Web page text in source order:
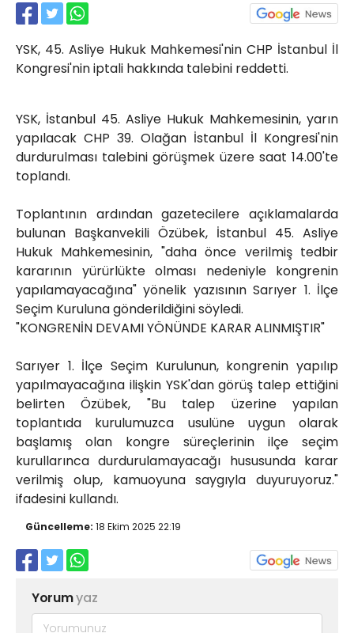
YSK, 45. Asliye Hukuk Mahkemesi'nin CHP İstanbul İl
Kongresi'nin iptali hakkında talebini reddetti.
YSK, İstanbul 45. Asliye Hukuk Mahkemesinin, yarın
yapılacak CHP 39. Olağan İstanbul İl Kongresi'nin
durdurulması talebini görüşmek üzere saat 14.00'te
toplandı.
Toplantının ardından gazetecilere açıklamalarda
bulunan Başkanvekili Özübek, İstanbul 45. Asliye
Hukuk Mahkemesinin, "daha önce verilmiş tedbir
kararının yürürlükte olması nedeniyle kongrenin
yapılamayacağına" yönelik yazısının Sarıyer 1. İlçe
Seçim Kuruluna gönderildiğini söyledi.
"KONGRENİN DEVAMI YÖNÜNDE KARAR ALINMIŞTIR"
Sarıyer 1. İlçe Seçim Kurulunun, kongrenin yapılıp
yapılmayacağına ilişkin YSK'dan görüş talep ettiğini
belirten Özübek, "Bu talep üzerine yapılan
toplantıda kurulumuzca usulüne uygun olarak
başlamış olan kongre süreçlerinin ilçe seçim
kurullarınca durdurulamayacağı hususunda karar
verilmiş olup, kamuoyuna saygıyla duyuruyoruz."
ifadesini kullandı.
Güncelleme: 18 Ekim 2025 22:19
Yorumyaz
Akkavaklar Caddesi No:17/4 İzmit-
KOCAELİ